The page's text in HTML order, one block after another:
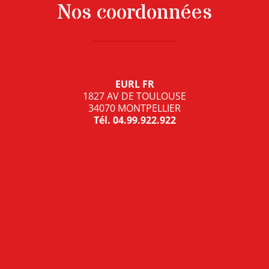
Nos coordonnées
EURL FR
1827 AV DE TOULOUSE
34070 MONTPELLIER
Tél. 04.99.922.922